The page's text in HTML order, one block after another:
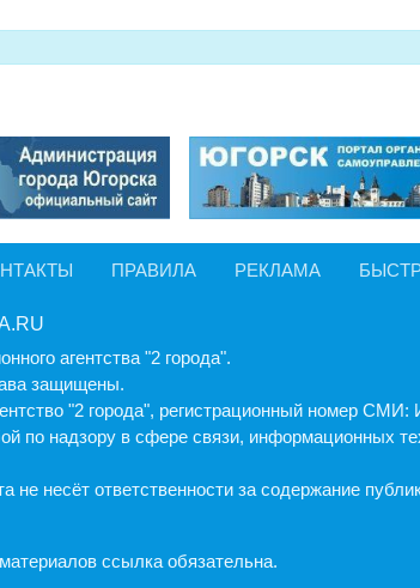
ПРАВИЛА РЕКЛАМА
агентства "2 города".
защищены.
"2 города", регистрационный номер
по надзору в сфере связи, информационных
не несёт ответственности за содержание
ссылка обязательна.